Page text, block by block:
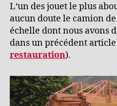
L‘un des jouet le plus
aucun doute le camion
échelle dont nous avons
dans un précédent
restauration).